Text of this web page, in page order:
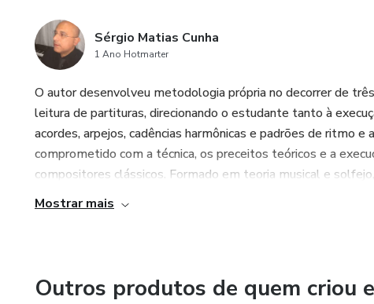
Sérgio Matias Cunha
1 Ano Hotmarter
O autor desenvolveu metodologia própria no decorrer de
leitura de partituras, direcionando o estudante tanto à
acordes, arpejos, cadências harmônicas e padrões de ritmo
comprometido com a técnica, os preceitos teóricos e a
compositores clássicos. Formado em teoria musical e
Mostrar mais
Outros produtos de quem criou